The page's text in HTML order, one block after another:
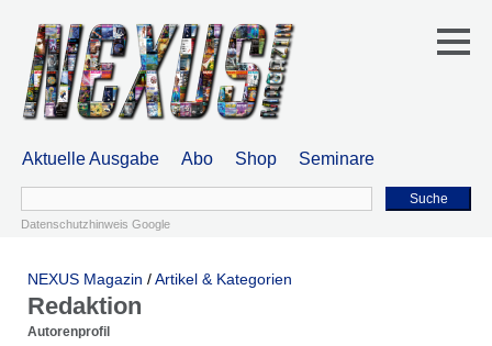
Aktuelle Ausgabe Abo Shop Seminare
Suche
Datenschutzhinweis Google
NEXUS Magazin /Artikel & Kategorien
Redaktion
Autorenprofil